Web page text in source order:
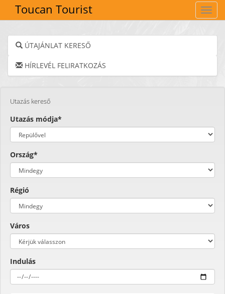
Toucan Tourist
ÚTAJÁNLAT KERESŐ
HÍRLEVÉL FELIRATKOZÁS
Utazás kereső
Utazás módja*
Ország*
Régió
Város
Indulás